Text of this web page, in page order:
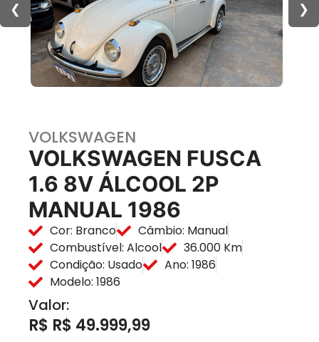
❮ ❯
VOLKSWAGEN
VOLKSWAGEN FUSCA
1.6 8V ÁLCOOL 2P
MANUAL 1986
Cor: Branco
Câmbio: Manual
Combustível: Alcool
36.000 Km
Condição: Usado
Ano: 1986
Modelo: 1986
Valor:
R$ R$ 49.999,99